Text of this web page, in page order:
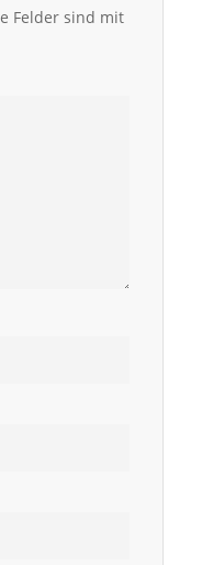
Felder sind mit